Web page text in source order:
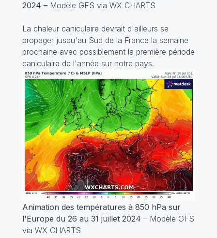
2024 – Modèle GFS via WX CHARTS
La chaleur caniculaire devrait d'ailleurs se
propager jusqu'au Sud de la France la semaine
prochaine avec possiblement la première période
caniculaire de l'année sur notre pays.
Animation des températures à 850 hPa sur
l'Europe du 26 au 31 juillet 2024 – Modèle GFS
via WX CHARTS